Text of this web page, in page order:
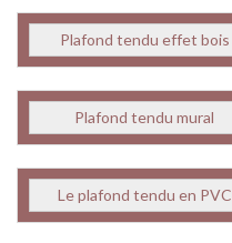
Plafond tendu effet bois
Plafond tendu mural
Le plafond tendu en PVC